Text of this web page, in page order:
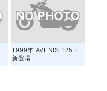
1999年 AVENIS 125・
新登場